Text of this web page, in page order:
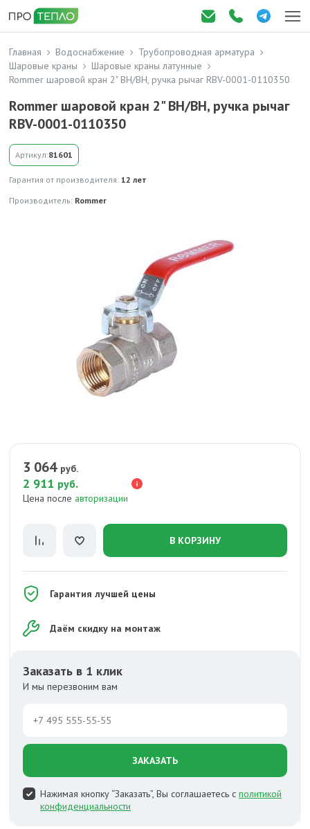
Главная Водоснабжение
Трубопроводная арматура
Шаровые краны
Шаровые краны латунные
Rommer шаровой кран 2" ВН/ВН, ручка рычаг RBV-0001-0110350
Rommer шаровой кран 2" ВН/ВН, ручка рычаг
RBV-0001-0110350
Артикул:81601
Гарантия от производителя: 12 лет
Производитель: Rommer
3 064 руб.
2 911 руб.
Цена после авторизации
В КОРЗИНУ
Гарантия лучшей цены
Даём скидку на монтаж
Заказать в 1 клик
И мы перезвоним вам
ЗАКАЗАТЬ
Нажимая кнопку “Заказать”, Вы соглашаетесь с политикой
конфиденциальности